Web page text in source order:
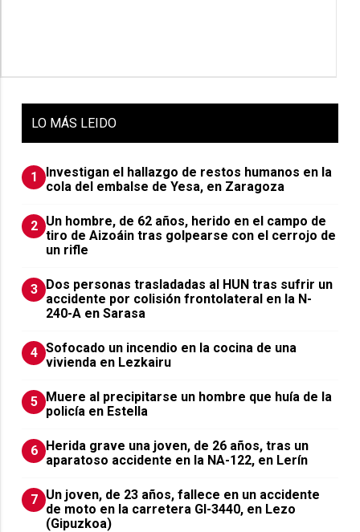
LO MÁS LEIDO
1
Investigan el hallazgo de restos humanos en la
cola del embalse de Yesa, en Zaragoza
2 Un hombre, de 62 años, herido en el campo de
tiro de Aizoáin tras golpearse con el cerrojo de
un rifle
3 ​Dos personas trasladadas al HUN tras sufrir un
accidente por colisión frontolateral en la N-
240-A en Sarasa
4 Sofocado un incendio en la cocina de una
vivienda en Lezkairu
5 Muere al precipitarse un hombre que huía de la
policía en Estella
6 Herida grave una joven, de 26 años, tras un
aparatoso accidente en la NA-122, en Lerín
7 Un joven, de 23 años, fallece en un accidente
de moto en la carretera GI-3440, en Lezo
(Gipuzkoa)